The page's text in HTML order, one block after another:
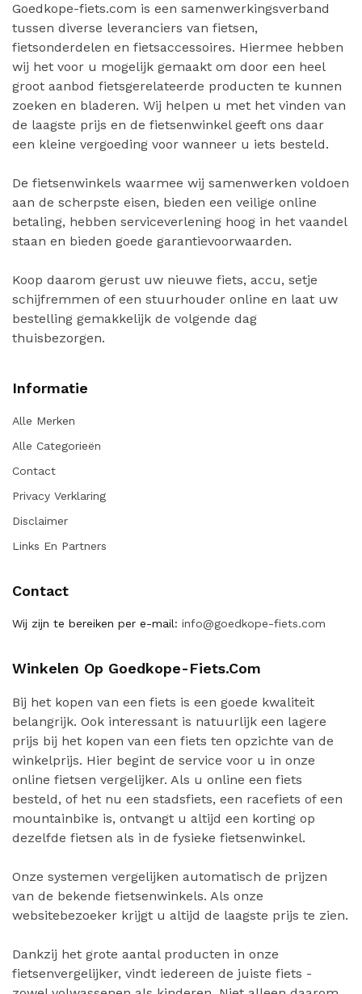
Goedkope-fiets.com is een samenwerkingsverband
tussen diverse leveranciers van fietsen,
fietsonderdelen en fietsaccessoires. Hiermee hebben
wij het voor u mogelijk gemaakt om door een heel
groot aanbod fietsgerelateerde producten te kunnen
zoeken en bladeren. Wij helpen u met het vinden van
de laagste prijs en de fietsenwinkel geeft ons daar
een kleine vergoeding voor wanneer u iets besteld.
De fietsenwinkels waarmee wij samenwerken voldoen
aan de scherpste eisen, bieden een veilige online
betaling, hebben serviceverlening hoog in het vaandel
staan en bieden goede garantievoorwaarden.
Koop daarom gerust uw nieuwe fiets, accu, setje
schijfremmen of een stuurhouder online en laat uw
bestelling gemakkelijk de volgende dag
thuisbezorgen.
Informatie
Alle Merken
Alle Categorieën
Contact
Privacy Verklaring
Disclaimer
Links En Partners
Contact
Wij zijn te bereiken per e-mail: info@goedkope-fiets.com
Winkelen Op Goedkope-Fiets.com
Bij het kopen van een fiets is een goede kwaliteit
belangrijk. Ook interessant is natuurlijk een lagere
prijs bij het kopen van een fiets ten opzichte van de
winkelprijs. Hier begint de service voor u in onze
online fietsen vergelijker. Als u online een fiets
besteld, of het nu een stadsfiets, een racefiets of een
mountainbike is, ontvangt u altijd een korting op
dezelfde fietsen als in de fysieke fietsenwinkel.
Onze systemen vergelijken automatisch de prijzen
van de bekende fietsenwinkels. Als onze
websitebezoeker krijgt u altijd de laagste prijs te zien.
Dankzij het grote aantal producten in onze
fietsenvergelijker, vindt iedereen de juiste fiets -